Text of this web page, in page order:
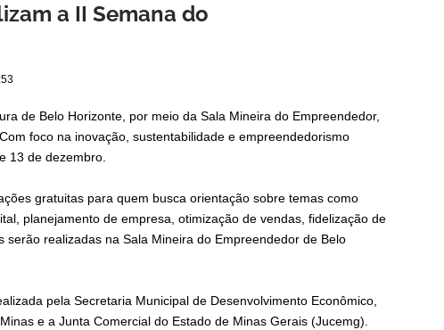
a II Semana do
de Belo Horizonte, por meio da Sala Mineira do Empreendedor,
foco na inovação, sustentabilidade e empreendedorismo
13 de dezembro.
gratuitas para quem busca orientação sobre temas como
planejamento de empresa, otimização de vendas, fidelização de
serão realizadas na Sala Mineira do Empreendedor de Belo
pela Secretaria Municipal de Desenvolvimento Econômico,
e a Junta Comercial do Estado de Minas Gerais (Jucemg).